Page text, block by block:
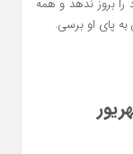
بروز ندهد و همه
پای او برسی.